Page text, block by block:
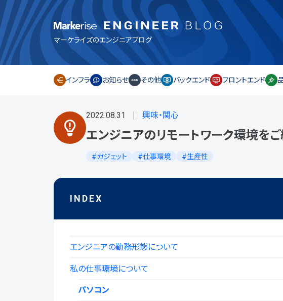
マーケライズのエンジニアブログ
インフラ お知らせ その他 バックエンド フロントエンド
2022.08.31 興味・関心
エンジニアのリモートワーク環境を
ガジェット 仕事環境 生産性
INDEX
エンジニアの勤務形態について
私の仕事環境について
パソコン